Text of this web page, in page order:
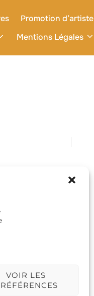
VOIR LES
Promotion d’artiste
Mentions Légales